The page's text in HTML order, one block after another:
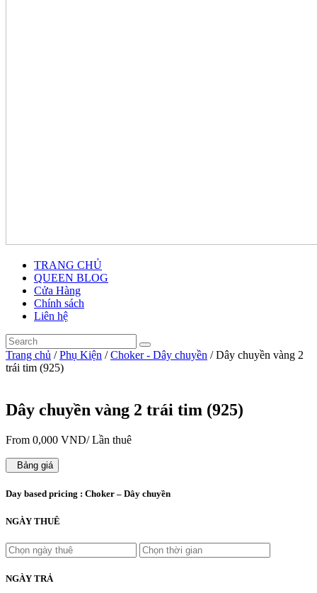
TRANG CHỦ
QUEEN BLOG
Cửa Hàng
Chính sách
Liên hệ
Trang chủ /Phụ Kiện /Choker - Dây chuyền / Dây chuyền vàng 2
trái tim (925)
Dây chuyền vàng 2 trái tim (925)
From 0,000 VND/ Lần thuê
Bảng giá
Day based pricing : Choker – Dây chuyền
NGÀY THUÊ
NGÀY TRẢ